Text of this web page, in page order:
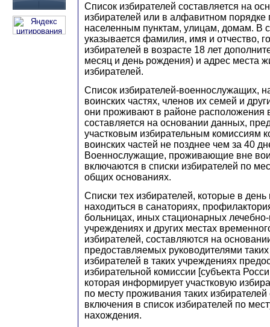
Список избирателей составляется на
избирателей или в алфавитном
населенным пунктам, улицам, домам. В
указывается фамилия, имя и отчество,
избирателей в возрасте 18 лет
месяц и день рождения) и адрес места
избирателей.
Список избирателей-военнослужащих,
воинских частях, членов их семей и
они проживают в районе расположения
составляется на основании данных,
участковым избирательным комиссиям
воинских частей не позднее чем за 40
Военнослужащие, проживающие вне
включаются в списки избирателей по
общих основаниях.
Списки тех избирателей, которые в
находиться в санаториях,
больницах, иных стационарных
учреждениях и других местах
избирателей, составляются на
предоставляемых руководителями
избирателей в таких учреждениях
избирательной комиссии [субъекта
которая информирует участковую
по месту проживания таких
включения в список избирателей по
нахождения.